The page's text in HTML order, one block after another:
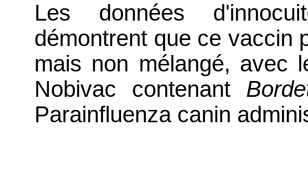
Les données
démontrent que ce vaccin
mais non mélangé, avec
Nobivac contenant
Parainfluenza canin